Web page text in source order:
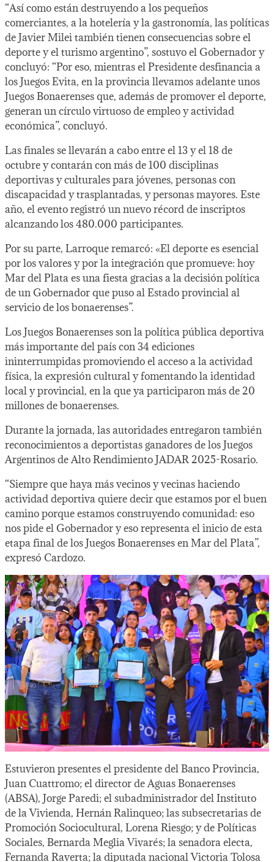
“Así como están destruyendo a los pequeños
comerciantes, a la hotelería y la gastronomía, las políticas
de Javier Milei también tienen consecuencias sobre el
deporte y el turismo argentino”, sostuvo el Gobernador y
concluyó: “Por eso, mientras el Presidente desfinancia a
los Juegos Evita, en la provincia llevamos adelante unos
Juegos Bonaerenses que, además de promover el deporte,
generan un círculo virtuoso de empleo y actividad
económica”, concluyó.
Las finales se llevarán a cabo entre el 13 y el 18 de
octubre y contarán con más de 100 disciplinas
deportivas y culturales para jóvenes, personas con
discapacidad y trasplantadas, y personas mayores. Este
año, el evento registró un nuevo récord de inscriptos
alcanzando los 480.000 participantes.
Por su parte, Larroque remarcó: «El deporte es esencial
por los valores y por la integración que promueve: hoy
Mar del Plata es una fiesta gracias a la decisión política
de un Gobernador que puso al Estado provincial al
servicio de los bonaerenses”.
Los Juegos Bonaerenses son la política pública deportiva
más importante del país con 34 ediciones
ininterrumpidas promoviendo el acceso a la actividad
física, la expresión cultural y fomentando la identidad
local y provincial, en la que ya participaron más de 20
millones de bonaerenses.
Durante la jornada, las autoridades entregaron también
reconocimientos a deportistas ganadores de los Juegos
Argentinos de Alto Rendimiento JADAR 2025-Rosario.
“Siempre que haya más vecinos y vecinas haciendo
actividad deportiva quiere decir que estamos por el buen
camino porque estamos construyendo comunidad: eso
nos pide el Gobernador y eso representa el inicio de esta
etapa final de los Juegos Bonaerenses en Mar del Plata”,
expresó Cardozo.
Estuvieron presentes el presidente del Banco Provincia,
Juan Cuattromo; el director de Aguas Bonaerenses
(ABSA), Jorge Paredi; el subadministrador del Instituto
de la Vivienda, Hernán Ralinqueo; las subsecretarias de
Promoción Sociocultural, Lorena Riesgo; y de Políticas
Sociales, Bernarda Meglia Vivarés; la senadora electa,
Fernanda Raverta; la diputada nacional Victoria Tolosa